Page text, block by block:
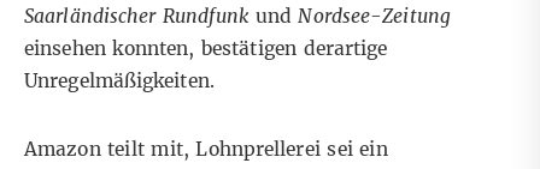
Saarländischer RundfunkundNordsee-Zeitung
einsehen konnten, bestätigen derartige
Unregelmäßigkeiten.
Amazon teilt mit, Lohnprellerei sei ein